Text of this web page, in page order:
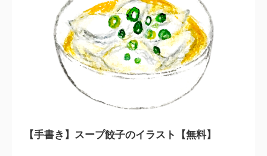
【手書き】スープ餃子のイラスト【無料】